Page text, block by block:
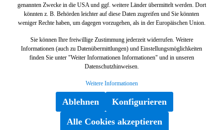
genannten Zwecke in die USA und ggf. weitere Länder übermittelt werden. Dort
könnten z. B. Behörden leichter auf diese Daten zugreifen und Sie könnten
weniger Rechte haben, um dagegen vorzugehen, als in der Europäischen Union.
Sie können Ihre freiwillige Zustimmung jederzeit widerrufen. Weitere
Informationen (auch zu Datenübermittlungen) und Einstellungsmöglichkeiten
finden Sie unter "Weiter Informationen Informationen" und in unseren
Datenschutzhinweisen.
Weitere Informationen
Ablehnen
Konfigurieren
Alle Cookies akzeptieren